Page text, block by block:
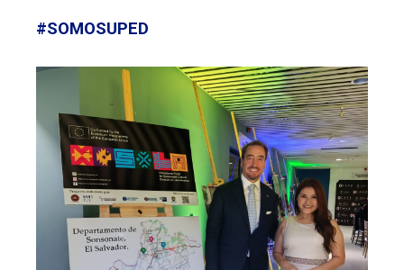
#SOMOSUPED